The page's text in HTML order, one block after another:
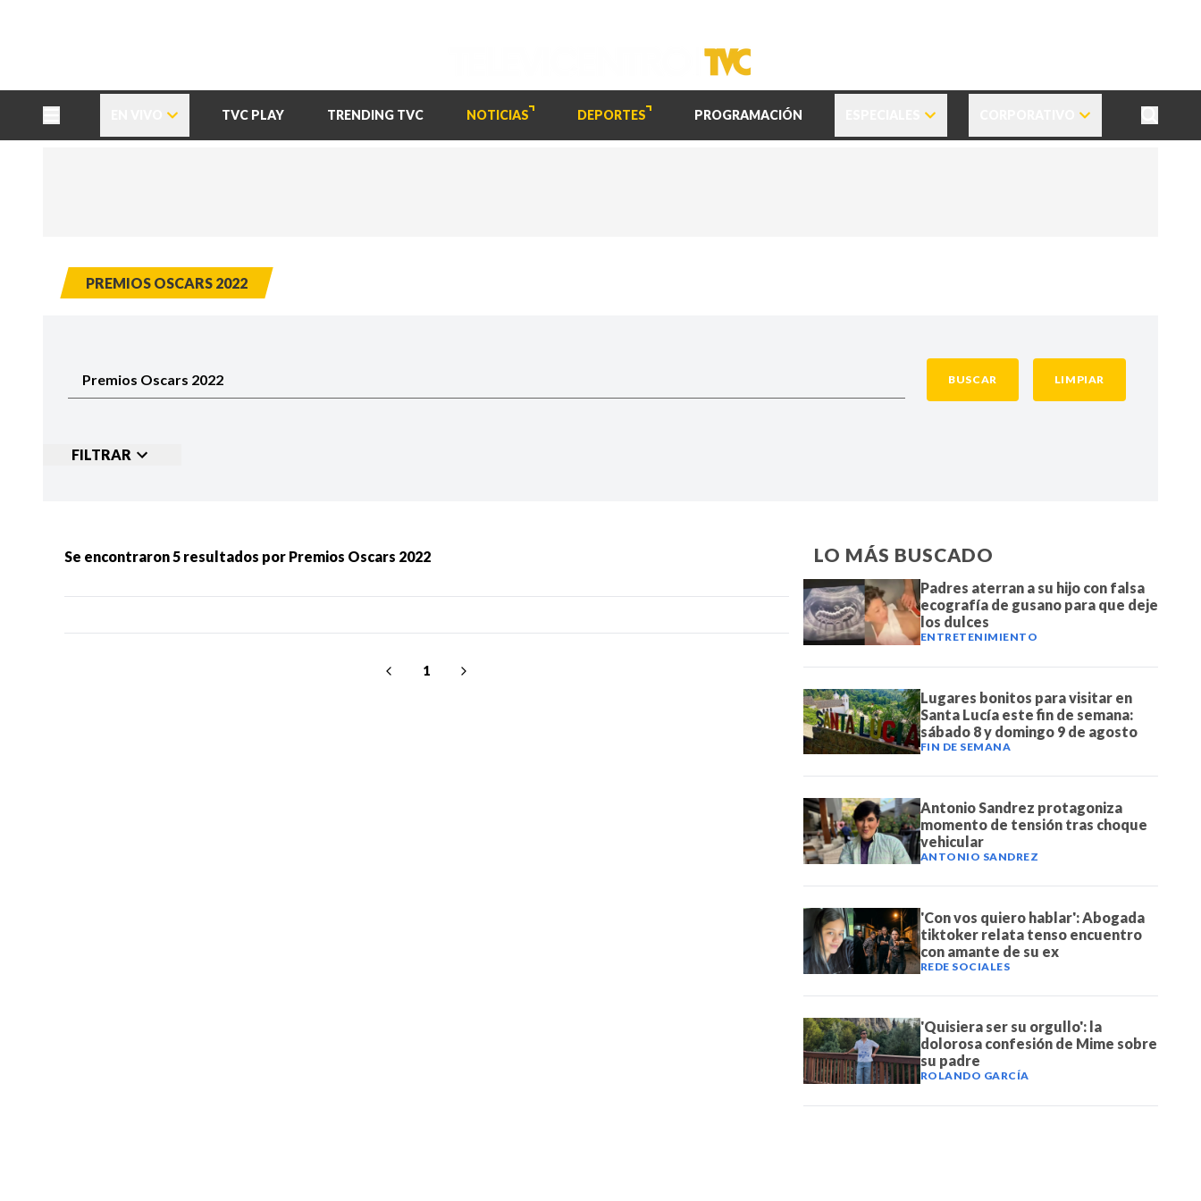
TVC PLAY TRENDING TVC NOTICIAS DEPORTES PROGRAMACIÓN
PREMIOS OSCARS 2022
BUSCAR LIMPIAR
FILTRAR
Categorias: NOTICIAS SERIES
Se encontraron5 resultados por Premios Oscars 2022
1
LO MÁS BUSCADO
Padres aterran a su hijo con falsa
ecografía de gusano para que deje
los dulces
ENTRETENIMIENTO
Lugares bonitos para visitar en
Santa Lucía este fin de semana:
sábado 8 y domingo 9 de agosto
FIN DE SEMANA
Antonio Sandrez protagoniza
momento de tensión tras choque
vehicular
ANTONIO SANDREZ
'Con vos quiero hablar': Abogada
tiktoker relata tenso encuentro
con amante de su ex
REDE SOCIALES
'Quisiera ser su orgullo': la
dolorosa confesión de Mime sobre
su padre
ROLANDO GARCÍA